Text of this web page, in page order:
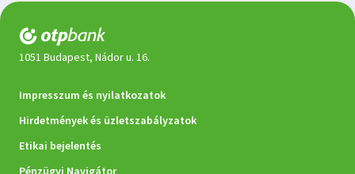
1051 Budapest, Nádor u. 16.
Jogi
dokumentumok
Impresszum és nyilatkozatok
Hirdetmények és üzletszabályzatok
Etikai bejelentés